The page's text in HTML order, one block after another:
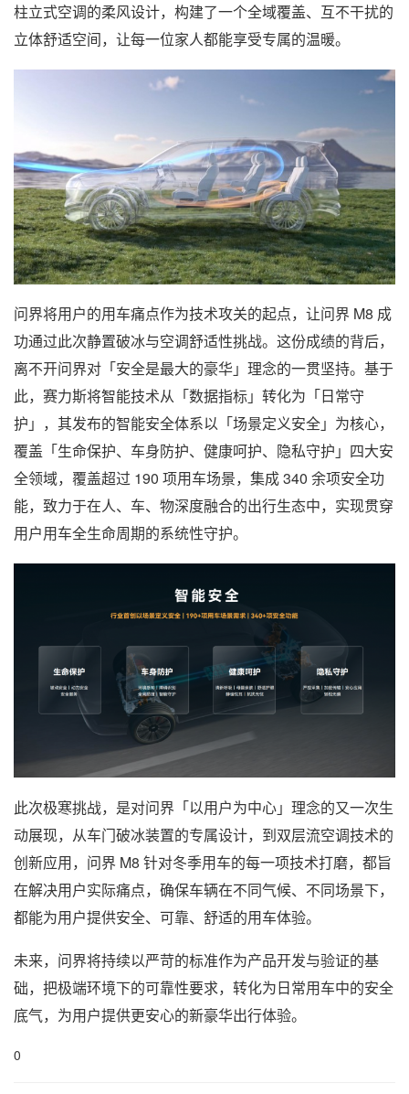
柱立式空调的柔风设计，构建了一个全域覆盖、互不干扰的
立体舒适空间，让每一位家人都能享受专属的温暖。
问界将用户的用车痛点作为技术攻关的起点，让问界 M8 成
功通过此次静置破冰与空调舒适性挑战。这份成绩的背后，
离不开问界对「安全是最大的豪华」理念的一贯坚持。基于
此，赛力斯将智能技术从「数据指标」转化为「日常守
护」，其发布的智能安全体系以「场景定义安全」为核心，
覆盖「生命保护、车身防护、健康呵护、隐私守护」四大安
全领域，覆盖超过 190 项用车场景，集成 340 余项安全功
能，致力于在人、车、物深度融合的出行生态中，实现贯穿
用户用车全生命周期的系统性守护。
此次极寒挑战，是对问界「以用户为中心」理念的又一次生
动展现，从车门破冰装置的专属设计，到双层流空调技术的
创新应用，问界 M8 针对冬季用车的每一项技术打磨，都旨
在解决用户实际痛点，确保车辆在不同气候、不同场景下，
都能为用户提供安全、可靠、舒适的用车体验。
未来，问界将持续以严苛的标准作为产品开发与验证的基
础，把极端环境下的可靠性要求，转化为日常用车中的安全
底气，为用户提供更安心的新豪华出行体验。
0